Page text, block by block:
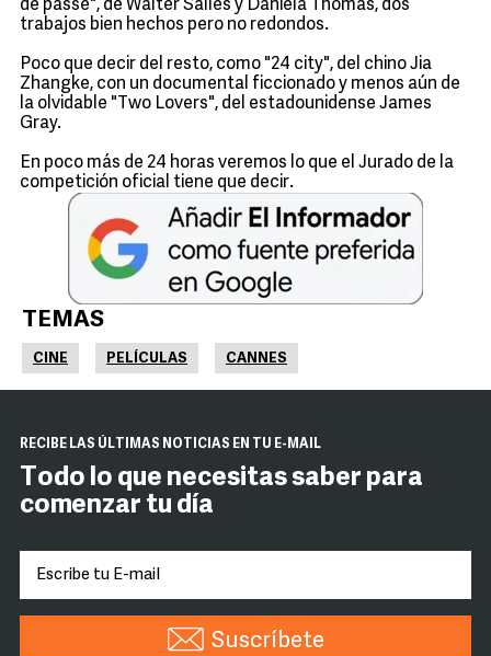
de passe", de Walter Salles y Daniela Thomas, dos
trabajos bien hechos pero no redondos.
Poco que decir del resto, como "24 city", del chino Jia
Zhangke, con un documental ficcionado y menos aún de
la olvidable "Two Lovers", del estadounidense James
Gray.
En poco más de 24 horas veremos lo que el Jurado de la
competición oficial tiene que decir.
TEMAS
CINE PELÍCULAS CANNES
RECIBE LAS ÚLTIMAS NOTICIAS EN TU E-MAIL
Todo lo que necesitas saber para
comenzar tu día
Suscríbete